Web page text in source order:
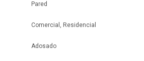
Pared
Comercial, Residencial
Adosado